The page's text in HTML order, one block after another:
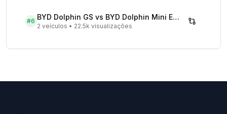
#6 BYD Dolphin GS vs BYD Dolphin Mini EV - Comparativo Completo
2 veículos • 22.5k visualizações